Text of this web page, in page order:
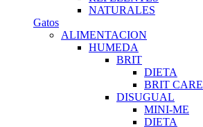
NATURALES
Gatos
ALIMENTACION
HUMEDA
BRIT
DIETA
BRIT CARE
DISUGUAL
MINI-ME
DIETA